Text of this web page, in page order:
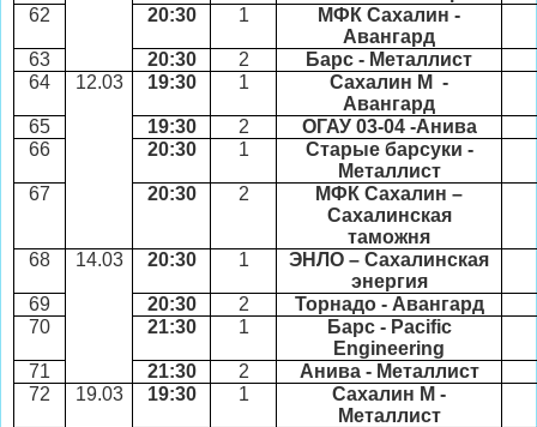
62
20:30 1
МФК Сахалин -
Авангард
63
20:30 2
Барс - Металлист
64
12.03 19:30 1
Сахалин М -
Авангард
65
19:30 2
ОГАУ 03-04 -Анива
66
20:30 1
Старые барсуки -
Металлист
67 20:30 2
МФК Сахалин –
Сахалинская
таможня
68
14.03 20:30 1
ЭНЛО – Сахалинская
энергия
69
20:30 2
Торнадо - Авангард
70
21:30 1 Барс - Pacific
Engineering
71
21:30 2
Анива - Металлист
72
19.03 19:30 1
Сахалин М -
Металлист